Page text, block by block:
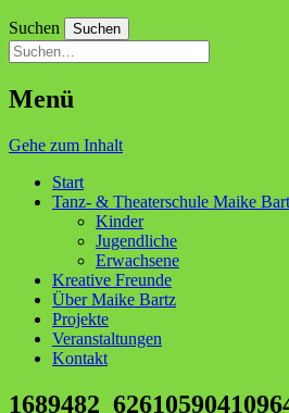
Suchen
Menü
Gehe zum Inhalt
Start
Tanz- & Theaterschule Maike
Kinder
Jugendliche
Erwachsene
Kreative Freunde
Über Maike Bartz
Projekte
Veranstaltungen
Kontakt